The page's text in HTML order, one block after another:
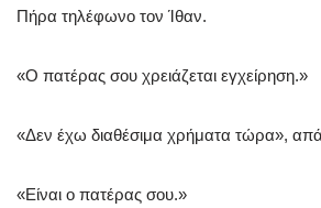
Πήρα τηλέφωνο τον Ίθαν.
«Ο πατέρας σου χρειάζεται εγχείρηση.»
«Δεν έχω διαθέσιμα χρήματα τώρα»,
«Είναι ο πατέρας σου.»